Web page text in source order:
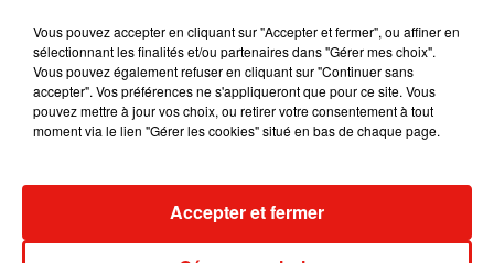
5 août 2026
Benny Blanco invite Selena Gomez et
Becky G sur son nouveau single
4 août 2026
Tiny Desk
live session
Vous pouvez accepter en cliquant sur "Accepter et fermer", ou affiner en
sélectionnant les finalités et/ou partenaires dans "Gérer mes choix".
Vous pouvez également refuser en cliquant sur "Continuer sans
accepter". Vos préférences ne s'appliqueront que pour ce site. Vous
pouvez mettre à jour vos choix, ou retirer votre consentement à tout
moment via le lien "Gérer les cookies" situé en bas de chaque page.
Accepter et fermer